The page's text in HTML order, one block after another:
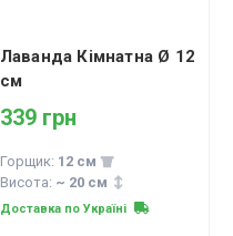
Лаванда Кімнатна Ø 12
см
339 грн
Горщик: 12 см
Висота: ~ 20 см
Доставка по Україні